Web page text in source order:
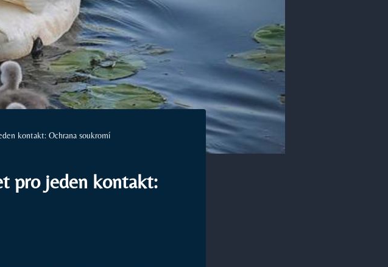
kontakt: Ochrana soukromí
pro jeden kontakt: